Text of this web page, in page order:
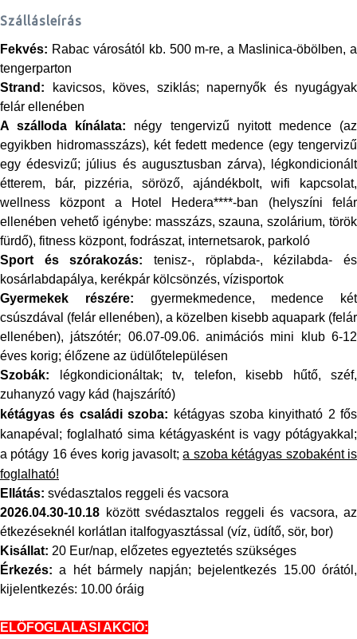
Szállásleírás
Fekvés: Rabac városától kb. 500 m-re, a Maslinica-öbölben, a
tengerparton
Strand: kavicsos, köves, sziklás; napernyők és nyugágyak
felár ellenében
A szálloda kínálata: négy tengervizű nyitott medence (az
egyikben hidromasszázs), két fedett medence (egy tengervizű
egy édesvizű; július és augusztusban zárva), légkondicionált
étterem, bár, pizzéria, söröző, ajándékbolt, wifi kapcsolat,
wellness központ a Hotel Hedera****-ban (helyszíni felár
ellenében vehető igénybe: masszázs, szauna, szolárium, török
fürdő), fitness központ, fodrászat, internetsarok, parkoló
Sport és szórakozás: tenisz-, röplabda-, kézilabda- és
kosárlabdapálya, kerékpár kölcsönzés, vízisportok
Gyermekek részére: gyermekmedence, medence két
csúszdával (felár ellenében), a közelben kisebb aquapark (felár
ellenében), játszótér; 06.07-09.06. animációs mini klub 6-12
éves korig; élőzene az üdülőtelepülésen
Szobák: légkondicionáltak; tv, telefon, kisebb hűtő, széf,
zuhanyzó vagy kád (hajszárító)
kétágyas és családi szoba: kétágyas szoba kinyitható 2 fős
kanapéval; foglalható sima kétágyasként is vagy pótágyakkal;
a pótágy 16 éves korig javasolt;a szoba kétágyas szobaként is
foglalható!
Ellátás: svédasztalos reggeli és vacsora
2026.04.30-10.18 között svédasztalos reggeli és vacsora, az
étkezéseknél korlátlan italfogyasztással (víz, üdítő, sör, bor)
Kisállat: 20 Eur/nap, előzetes egyeztetés szükséges
Érkezés: a hét bármely napján; bejelentkezés 15.00 órától,
kijelentkezés: 10.00 óráig
ELŐFOGLALÁSI AKCIÓ: